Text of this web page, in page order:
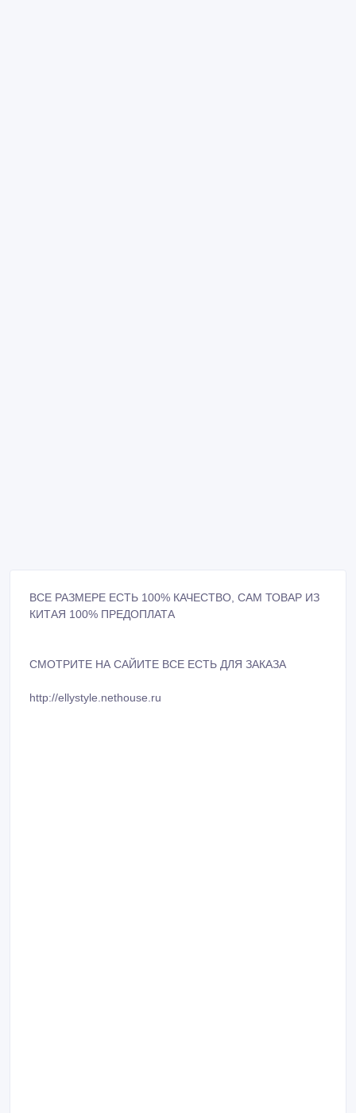
ВСЕ РАЗМЕРЕ ЕСТЬ 100% КАЧЕСТВО, САМ ТОВАР ИЗ
КИТАЯ 100% ПРЕДОПЛАТА
СМОТРИТЕ НА САЙИТЕ ВСЕ ЕСТЬ ДЛЯ ЗАКАЗА
http://ellystyle.nethouse.ru